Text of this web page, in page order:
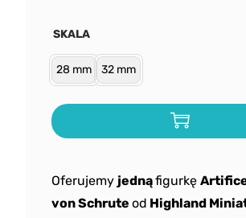
Oferujemy jednąfigurkę
von Schrute od Highland
SKALA
28 mm 32 mm